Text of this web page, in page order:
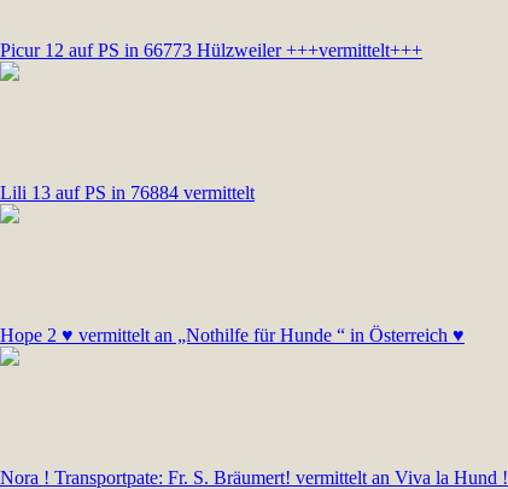
Picur 12 auf PS in 66773 Hülzweiler +++vermittelt+++
Lili 13 auf PS in 76884 vermittelt
Hope 2 ♥ vermittelt an „Nothilfe für Hunde “ in Österreich ♥
Nora ! Transportpate: Fr. S. Bräumert! vermittelt an Viva la Hund !